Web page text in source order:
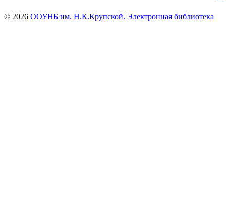
© 2026 ООУНБ им. Н.К.Крупской. Электронная библиотека